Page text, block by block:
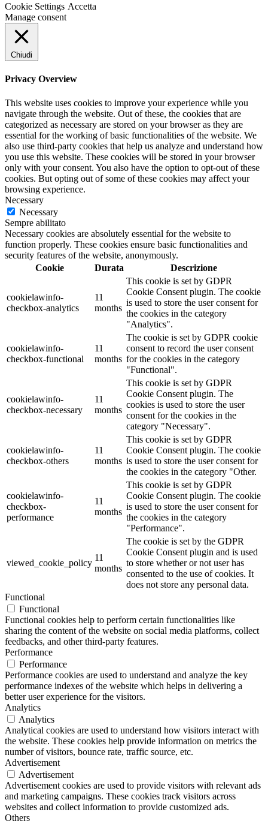
Cookie Settings Accetta
Manage consent
Chiudi
Privacy Overview
This website uses cookies to improve your experience while you
navigate through the website. Out of these, the cookies that are
categorized as necessary are stored on your browser as they are
essential for the working of basic functionalities of the website. We
also use third-party cookies that help us analyze and understand how
you use this website. These cookies will be stored in your browser
only with your consent. You also have the option to opt-out of these
cookies. But opting out of some of these cookies may affect your
browsing experience.
Necessary
Necessary
Sempre abilitato
Necessary cookies are absolutely essential for the website to
function properly. These cookies ensure basic functionalities and
security features of the website, anonymously.
Cookie
Durata Descrizione
cookielawinfo-
checkbox-analytics
11
months
This cookie is set by GDPR
Cookie Consent plugin. The cookie
is used to store the user consent for
the cookies in the category
"Analytics".
cookielawinfo-
checkbox-functional
11
months
The cookie is set by GDPR cookie
consent to record the user consent
for the cookies in the category
"Functional".
cookielawinfo-
checkbox-necessary
11
months
This cookie is set by GDPR
Cookie Consent plugin. The
cookies is used to store the user
consent for the cookies in the
category "Necessary".
cookielawinfo-
checkbox-others
11
months
This cookie is set by GDPR
Cookie Consent plugin. The cookie
is used to store the user consent for
the cookies in the category "Other.
cookielawinfo-
checkbox-
performance
11
months
This cookie is set by GDPR
Cookie Consent plugin. The cookie
is used to store the user consent for
the cookies in the category
"Performance".
viewed_cookie_policy
11
months
The cookie is set by the GDPR
Cookie Consent plugin and is used
to store whether or not user has
consented to the use of cookies. It
does not store any personal data.
Functional
Functional
Functional cookies help to perform certain functionalities like
sharing the content of the website on social media platforms, collect
feedbacks, and other third-party features.
Performance
Performance
Performance cookies are used to understand and analyze the key
performance indexes of the website which helps in delivering a
better user experience for the visitors.
Analytics
Analytics
Analytical cookies are used to understand how visitors interact with
the website. These cookies help provide information on metrics the
number of visitors, bounce rate, traffic source, etc.
Advertisement
Advertisement
Advertisement cookies are used to provide visitors with relevant ads
and marketing campaigns. These cookies track visitors across
websites and collect information to provide customized ads.
Others